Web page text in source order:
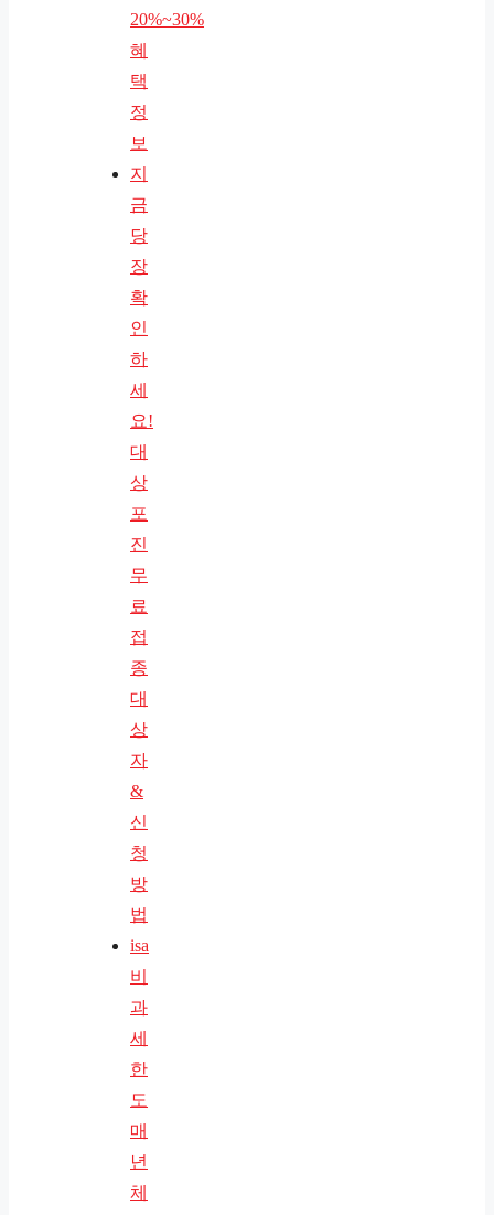
20%~30%
혜
택
정
보
지
금
당
장
확
인
하
세
요!
대
상
포
진
무
료
접
종
대
상
자
&
신
청
방
법
isa
비
과
세
한
도
매
년
체